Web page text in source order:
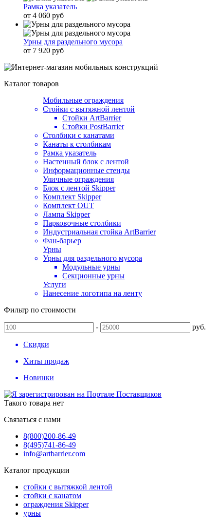
Рамка указатель
от 4 060 руб
Урны для раздельного мусора
от 7 920 руб
Каталог товаров
Мобильные ограждения
Стойки с вытяжной лентой
Стойки ArtBarrier
Стойки PostBarrier
Столбики с канатами
Канаты к столбикам
Рамка указатель
Настенный блок с лентой
Информационные стенды
Уличные ограждения
Блок с лентой Skipper
Комплект Skipper
Комплект OUT
Лампа Skipper
Парковочные столбики
Индустриальная стойка ArtBarrier
Фан-барьер
Урны
Урны для раздельного мусора
Модульные урны
Секционные урны
Услуги
Нанесение логотипа на ленту
Фильтр по стоимости
- руб.
Скидки
Хиты продаж
Новинки
Такого товара нет
Связаться с нами
8(800)200-86-49
8(495)741-86-49
info@artbarrier.com
Каталог продукции
стойки с вытяжкой лентой
стойки с канатом
ограждения Skipper
урны